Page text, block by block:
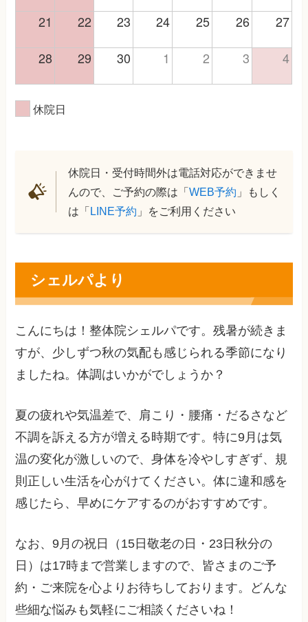
21 22 23 24 25 26 27
28 29 30 1 2 3 4
休院日
休院日・受付時間外は電話対応ができませ
んので、ご予約の際は「WEB予約 」もしく
は「LINE予約 」をご利用ください
シェルパより
こんにちは！整体院シェルパです。残暑が続きま
すが、少しずつ秋の気配も感じられる季節になり
ましたね。体調はいかがでしょうか？
夏の疲れや気温差で、肩こり・腰痛・だるさなど
不調を訴える方が増える時期です。特に9月は気
温の変化が激しいので、身体を冷やしすぎず、規
則正しい生活を心がけてください。体に違和感を
感じたら、早めにケアするのがおすすめです。
なお、9月の祝日（15日敬老の日・23日秋分の
日）は17時まで営業しますので、皆さまのご予
約・ご来院を心よりお待ちしております。どんな
些細な悩みも気軽にご相談くださいね！